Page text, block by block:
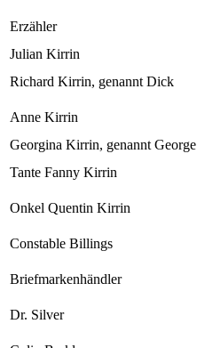
Erzähler
Julian Kirrin
Richard Kirrin, genannt Dick
Anne Kirrin
Georgina Kirrin, genannt George
Tante Fanny Kirrin
Onkel Quentin Kirrin
Constable Billings
Briefmarkenhändler
Dr. Silver